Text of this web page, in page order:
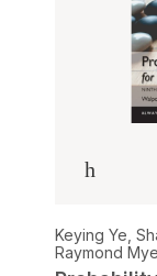
Keying Ye,
Raymond